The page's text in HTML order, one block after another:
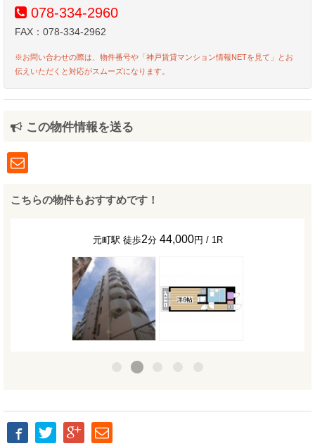
078-334-2960
FAX：078-334-2962
※お問い合わせの際は、物件番号や「神戸賃貸マンション情報NETを見て」とお
伝えいただくと対応がスムーズになります。
この物件情報を送る
こちらの物件もおすすめです！
元町駅 徒歩2分 44,000円 / 1R